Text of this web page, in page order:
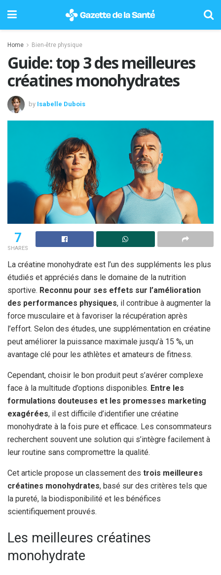
Home Bien-être physique
Guide: top 3 des meilleures
créatines monohydrates
by Isabelle Dubois
7
SHARES
La créatine monohydrate est l’un des suppléments les plus
étudiés et appréciés dans le domaine de la nutrition
sportive. Reconnu pour ses effets sur l’amélioration
des performances physiques, il contribue à augmenter la
force musculaire et à favoriser la récupération après
l’effort. Selon des études, une supplémentation en créatine
peut améliorer la puissance maximale jusqu’à 15 %, un
avantage clé pour les athlètes et amateurs de fitness.
Cependant, choisir le bon produit peut s’avérer complexe
face à la multitude d’options disponibles. Entre les
formulations douteuses et les promesses marketing
exagérées, il est difficile d’identifier une créatine
monohydrate à la fois pure et efficace. Les consommateurs
recherchent souvent une solution qui s’intègre facilement à
leur routine sans compromettre la qualité.
Cet article propose un classement des trois meilleures
créatines monohydrates, basé sur des critères tels que
la pureté, la biodisponibilité et les bénéfices
scientifiquement prouvés.
Les meilleures créatines
monohydrate